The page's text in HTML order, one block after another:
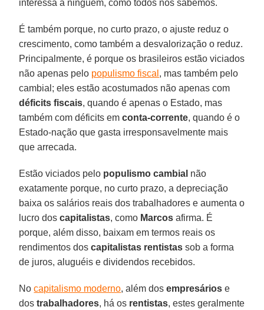
interessa a ninguém, como todos nós sabemos.
É também porque, no curto prazo, o ajuste reduz o
crescimento, como também a desvalorização o reduz.
Principalmente, é porque os brasileiros estão viciados
não apenas pelo populismo fiscal , mas também pelo
cambial; eles estão acostumados não apenas com
déficits fiscais, quando é apenas o Estado, mas
também com déficits emconta-corrente, quando é o
Estado-nação que gasta irresponsavelmente mais
que arrecada.
Estão viciados pelo populismo cambial não
exatamente porque, no curto prazo, a depreciação
baixa os salários reais dos trabalhadores e aumenta o
lucro doscapitalistas, como Marcos afirma. É
porque, além disso, baixam em termos reais os
rendimentos doscapitalistas rentistas sob a forma
de juros, aluguéis e dividendos recebidos.
Nocapitalismo moderno, além dosempresários e
dostrabalhadores, há os rentistas, estes geralmente